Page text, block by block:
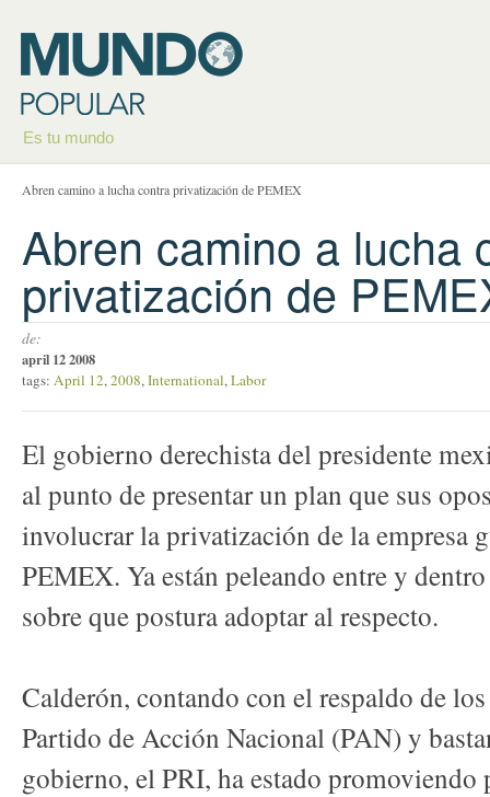
Es tu mundo
Abren camino a lucha contra privatización de PEMEX
Abren camino a lucha
privatización de
de:
april 12 2008
tags: April 12,2008,International,Labor
El gobierno derechista del presidente
al punto de presentar un plan que sus
involucrar la privatización de la empresa
PEMEX. Ya están peleando entre y
sobre que postura adoptar al respecto.
Calderón, contando con el respaldo de
Partido de Acción Nacional (PAN) y
gobierno, el PRI, ha estado